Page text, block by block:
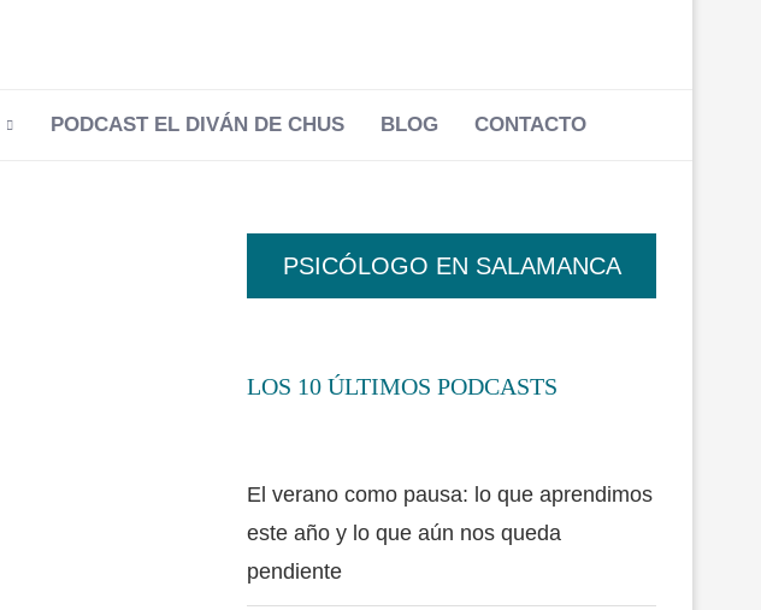
PODCAST EL DIVÁN DE CHUS BLOG CONTACTO
PSICÓLOGO EN SALAMANCA
LOS 10 ÚLTIMOS PODCASTS
El verano como pausa: lo que aprendimos
este año y lo que aún nos queda
pendiente